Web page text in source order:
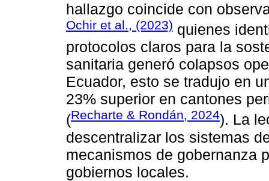
hallazgo coincide con
Ochir et al., (2023) quienes
protocolos claros para la
sanitaria generó colapsos
Ecuador, esto se tradujo en
23% superior en cantones
(Recharte & Rondán, 2024). La
descentralizar los sistemas
mecanismos de gobernanza
gobiernos locales.